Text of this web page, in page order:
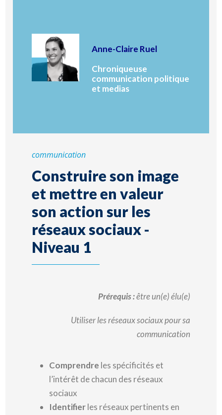
Anne-Claire Ruel
Chroniqueuse
communication politique
et medias
communication
Construire son image
et mettre en valeur
son action sur les
réseaux sociaux -
Niveau 1
Prérequis :être un(e) élu(e)
Utiliser les réseaux sociaux pour sa
communication
Comprendre les spécificités et
l’intérêt de chacun des réseaux
sociaux
Identifierles réseaux pertinents en